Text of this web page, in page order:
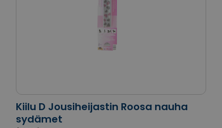
Kiilu D Jousiheijastin Roosa nauha
sydämet